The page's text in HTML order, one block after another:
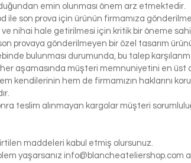
emin olunması önem arz etmektedir.
son prova için ürünün firmamıza
nihai hale getirilmesi için kritik bir öneme
provaya gönderilmeyen bir özel tasarım
bulunması durumunda, bu talep
aşamasında müşteri memnuniyetini en üst
kendilerinin hem de firmamızın haklarını
teslim alınmayan kargolar müşteri
maddeleri kabul etmiş olursunuz.
yaşarsanız info@blancheateliershop.com